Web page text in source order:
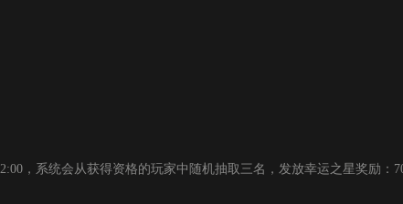
，系统会从获得资格的玩家中随机抽取三名，发放幸运之星奖励：